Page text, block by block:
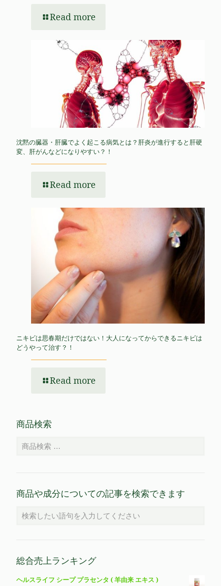
Read more
沈黙の臓器・肝臓でよく起こる病気とは？肝炎が進行すると肝硬
変、肝がんなどになりやすい？！
Read more
ニキビは思春期だけではない！大人になってからできるニキビは
どうやって治す？！
Read more
商品検索
商品や成分についての記事を検索できます
総合売上ランキング
ヘルスライフ シープ プラセンタ ( 羊由来 エキス )